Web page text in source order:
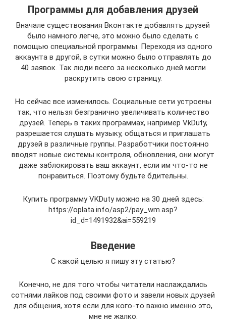
Программы для добавления друзей
Вначале существования Вконтакте добавлять друзей
было намного легче, это можно было сделать с
помощью специальной программы. Переходя из одного
аккаунта в другой, в сутки можно было отправлять до
40 заявок. Так люди всего за несколько дней могли
раскрутить свою страницу.
Но сейчас все изменилось. Социальные сети устроены
так, что нельзя безгранично увеличивать количество
друзей. Теперь в таких программах, например VkDuty,
разрешается слушать музыку, общаться и приглашать
друзей в различные группы. Разработчики постоянно
вводят новые системы контроля, обновления, они могут
даже заблокировать ваш аккаунт, если им что-то не
понравиться. Поэтому будьте бдительны.
Купить программу VKDuty можно на 30 дней здесь:
https://oplata.info/asp2/pay_wm.asp?
id_d=1491932&ai=559219
Введение
С какой целью я пишу эту статью?
Конечно, не для того чтобы читатели наслаждались
сотнями лайков под своими фото и завели новых друзей
для общения, хотя если для кого-то важно именно это,
мне не жалко.